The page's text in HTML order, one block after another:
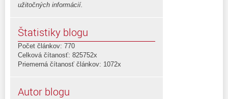
užitočných informácií.
Štatistiky blogu
Počet článkov: 770
Celková čítanosť: 825752x
Priemerná čítanosť článkov: 1072x
Autor blogu